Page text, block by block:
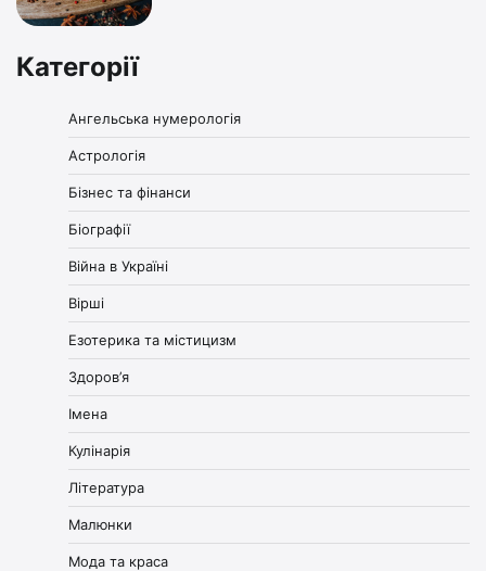
Категорії
Ангельська нумерологія
Астрологія
Бізнес та фінанси
Біографії
Війна в Україні
Вірші
Езотерика та містицизм
Здоров’я
Імена
Кулінарія
Література
Малюнки
Мода та краса